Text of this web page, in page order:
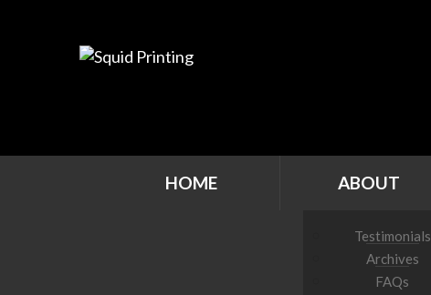
HOME ABOUT
Testimonials
Archives
FAQs